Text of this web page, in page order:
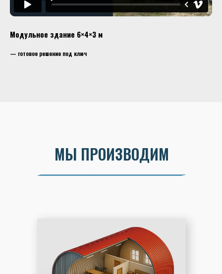
Модульное здание 6×4×3 м
— готовое решение под ключ
МЫ ПРОИЗВОДИМ